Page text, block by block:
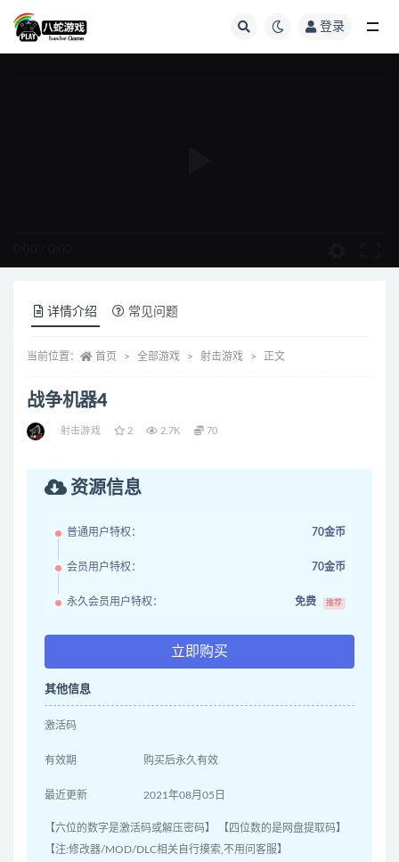
登录
详情介绍 常见问题
当前位置： 首页 全部游戏 射击游戏 正文
战争机器4
射击游戏 2 2.7K 70
资源信息
普通用户特权： 70金币
会员用户特权： 70金币
永久会员用户特权： 免费 推荐
立即购买
其他信息
激活码
有效期 购买后永久有效
最近更新 2021年08月05日
【六位的数字是激活码或解压密码】 【四位数的是网盘提取码】
【注:修改器/MOD/DLC相关自行摸索,不用问客服】